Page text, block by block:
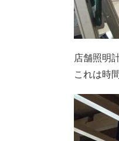
店舗照明
これは時